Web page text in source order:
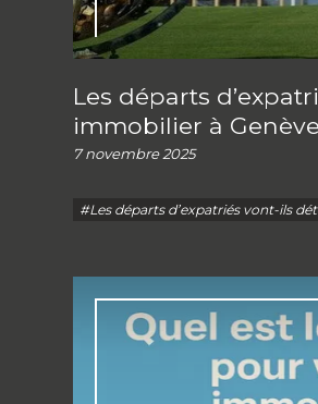
Les départs
immobilier à
7 novembre 2025
#Les départs d’expatriés vont-ils